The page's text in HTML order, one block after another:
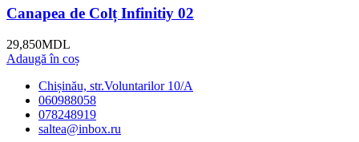
Canapea de Colț Infinitiy 02
29,850MDL
Adaugă în coș
Chișinău, str.Voluntarilor 10/A
060988058
078248919
saltea@inbox.ru